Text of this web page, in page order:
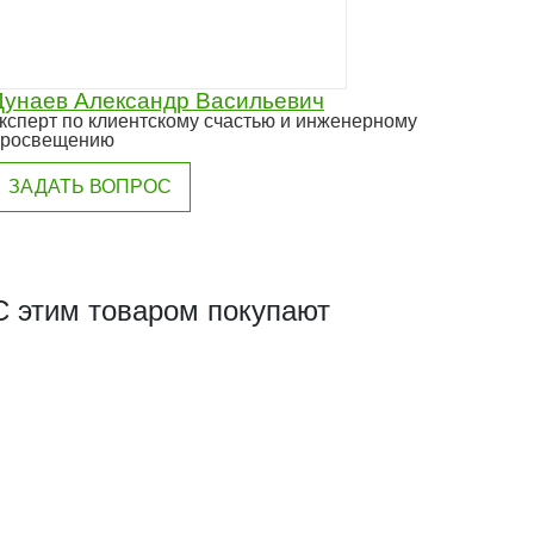
Александр Васильевич
по клиентскому счастью и инженерному
ЗАДАТЬ ВОПРОС